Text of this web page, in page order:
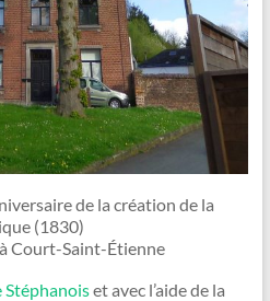
de la création de la
(1830)
à Court-Saint-Étienne
et avec l’aide de la